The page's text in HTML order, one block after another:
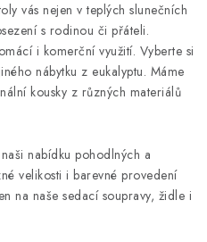
vás nejen v teplých slunečních
s rodinou či přáteli.
i komerční využití. Vyberte si
nábytku z eukalyptu. Máme
kousky z různých materiálů
nabídku pohodlných a
velikosti i barevné provedení
na naše sedací soupravy, židle i